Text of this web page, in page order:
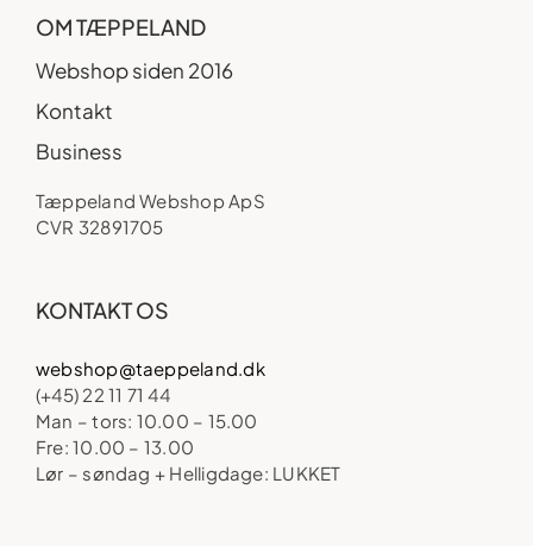
OM TÆPPELAND
Webshop siden 2016
Kontakt
Business
Tæppeland Webshop ApS
CVR 32891705
KONTAKT OS
webshop@taeppeland.dk
(+45) 22 11 71 44
Man – tors: 10.00 – 15.00
Fre: 10.00 – 13.00
Lør – søndag + Helligdage: LUKKET